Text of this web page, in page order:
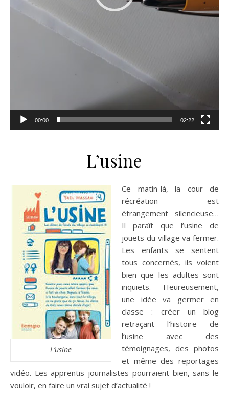
00:00 02:22
L’usine
L’usine
Ce matin-là, la cour de
récréation est
étrangement silencieuse…
Il paraît que l’usine de
jouets du village va fermer.
Les enfants se sentent
tous concernés, ils voient
bien que les adultes sont
inquiets. Heureusement,
une idée va germer en
classe : créer un blog
retraçant l’histoire de
l’usine avec des
témoignages, des photos
et même des reportages
vidéo. Les apprentis journalistes pourraient bien, sans le
vouloir, en faire un vrai sujet d’actualité !